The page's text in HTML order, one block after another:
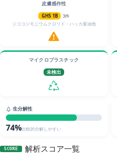
皮膚感作性
GHS 1B
3件
ジココジモニウムクロリド・ハッカ葉油他
マイクロプラスチック
未検出
生分解性
74%比較的分解しやすい
SCORE
解析スコア一覧